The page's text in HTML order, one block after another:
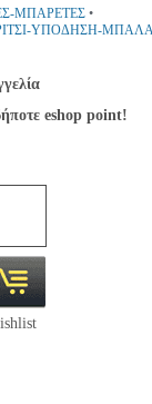
ΜΠΑΡΕΤΕΣ •
ΥΠΟΔΗΣΗ-
eshop point!